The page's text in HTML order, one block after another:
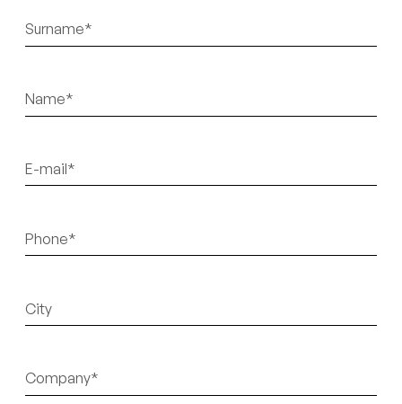
Nom
Sans
titre
E-
mail
titre
Sans
titre